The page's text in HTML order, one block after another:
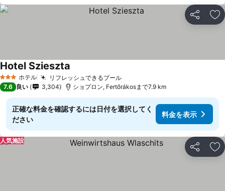
シェア お
3 ホテルのランク
ホテル リフレッシュできるプール料金を表示
Hotel Szieszta
7.6 良い 3,304 ショプロン, Fertőrákosまで7.9 km
正確な料金を確認するには日付を選択してく
ださい
料金を表示
シェア お
人気施設